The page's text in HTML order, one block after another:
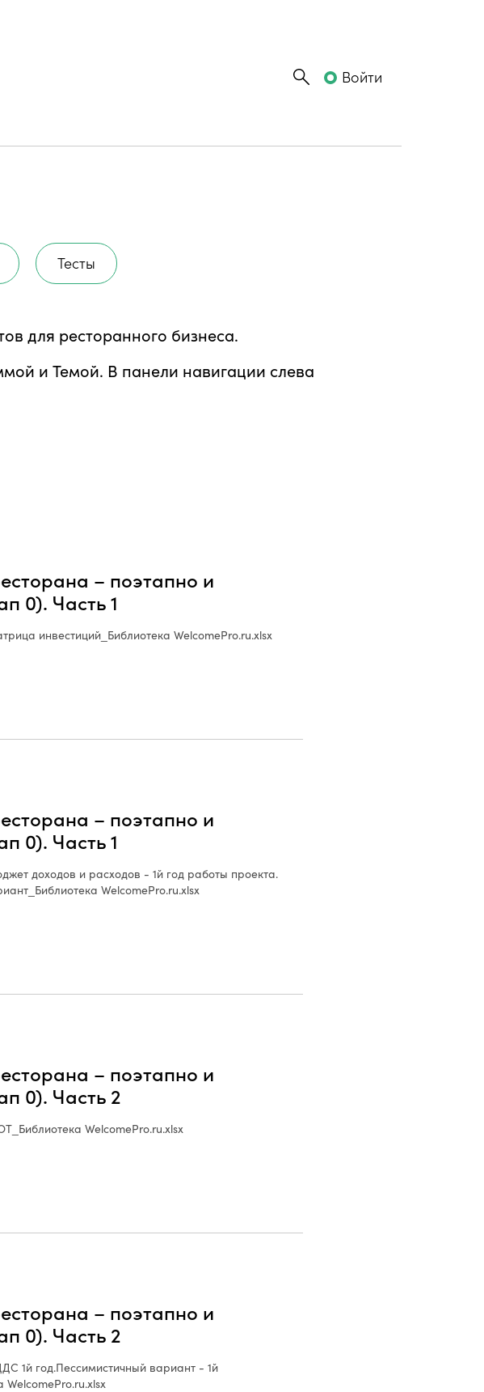
Войти
Тесты
для ресторанного бизнеса.
и Темой. В панели навигации слева
– поэтапно и
0). Часть 1
инвестиций_Библиотека WelcomePro.ru.xlsx
– поэтапно и
0). Часть 1
доходов и расходов - 1й год работы проекта.
WelcomePro.ru.xlsx
– поэтапно и
0). Часть 2
WelcomePro.ru.xlsx
– поэтапно и
0). Часть 2
1й год.Пессимистичный вариант - 1й
WelcomePro.ru.xlsx